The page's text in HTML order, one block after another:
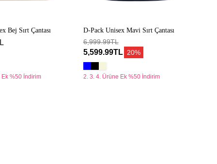
Bej Sırt Çantası
%50 İndirim
D-Pack Unisex Mavi Sırt Çantası
6,999.99TL
5,599.99TL 20%
2. 3. 4. Ürüne Ek %50 İndirim